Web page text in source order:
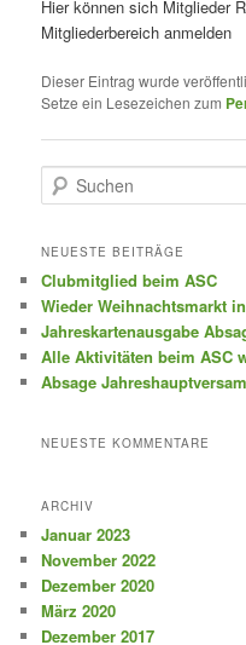
Hier können sich Mitglieder
Mitgliederbereich anmelden
Dieser Eintrag wurde
Setze ein Lesezeichen zum
u
h
n
NEUESTE BEITRÄGE
Clubmitglied beim ASC
Wieder Weihnachtsmarkt
Jahreskartenausgabe
Alle Aktivitäten beim ASC
Absage
NEUESTE KOMMENTARE
ARCHIV
Januar 2023
November 2022
Dezember 2020
März 2020
Dezember 2017